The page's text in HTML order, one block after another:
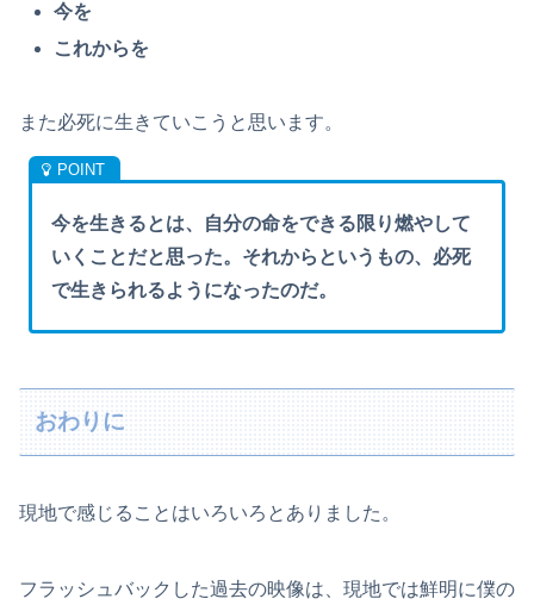
今を
これからを
また必死に生きていこうと思います。
今を生きるとは、自分の命をできる限り燃やして
いくことだと思った。それからというもの、必死
で生きられるようになったのだ。
おわりに
現地で感じることはいろいろとありました。
フラッシュバックした過去の映像は、現地では鮮明に僕の